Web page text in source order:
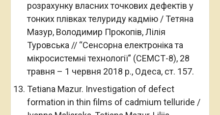
розрахунку власних точкових дефектів у
тонких плівках телуриду кадмію / Тетяна
Мазур, Володимир Прокопів, Лілія
Туровська // “Сенсорна електроніка та
мікросистемні технології” (СЕМСТ-8), 28
травня – 1 червня 2018 р., Одеса, ст. 157.
Tetiana Mazur. Investigation of defect
formation in thin films of cadmium telluride /